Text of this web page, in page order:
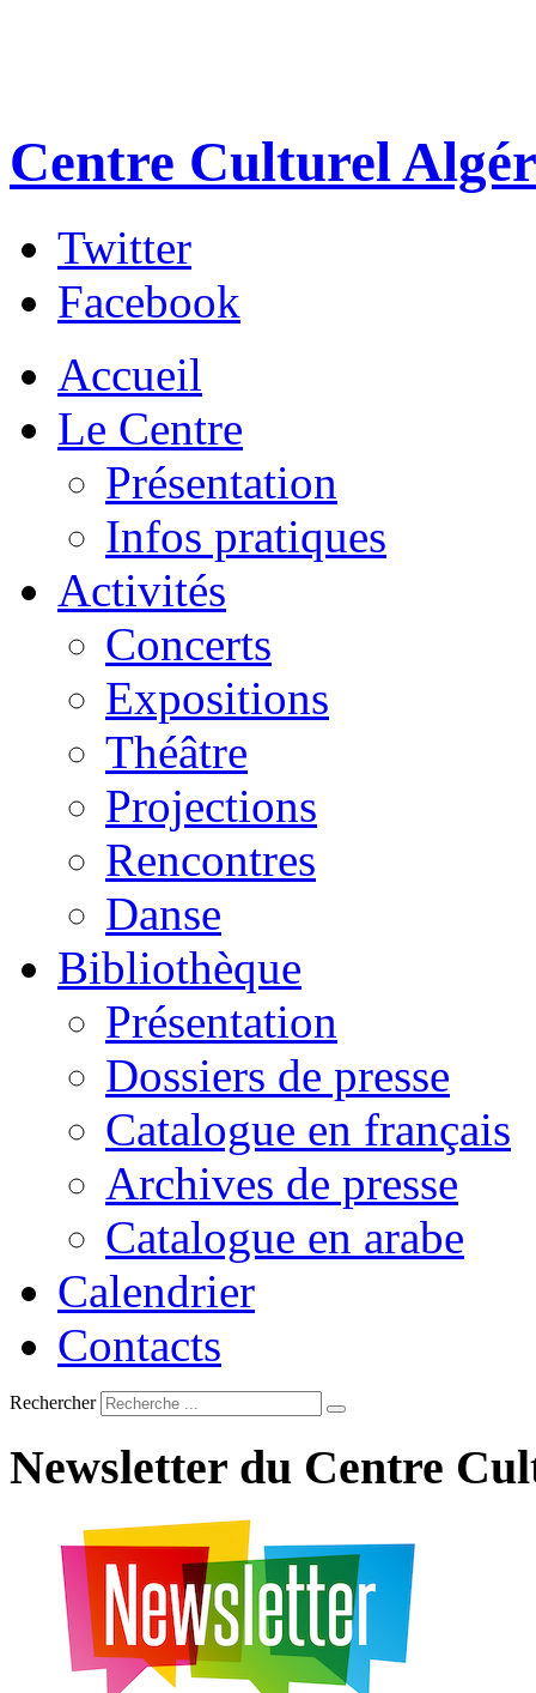
Centre Culturel
Twitter
Facebook
Accueil
Le Centre
Présentation
Infos pratiques
Activités
Concerts
Expositions
Théâtre
Projections
Rencontres
Danse
Bibliothèque
Présentation
Dossiers de presse
Catalogue en français
Archives de presse
Catalogue en arabe
Calendrier
Contacts
Rechercher
Newsletter du Centre